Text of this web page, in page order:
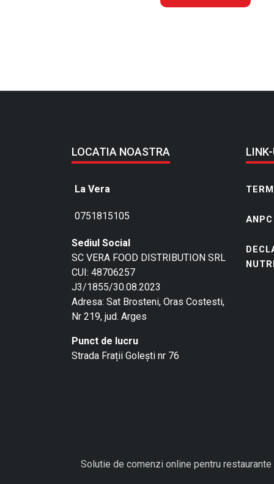
LOCATIA NOASTRA
La Vera
0751815105
Sediul Social
SC VERA FOOD DISTRIBUTION SRL
CUI: 48706257
J3/1855/30.08.2023
Adresa: Sat Brosteni, Oras Costesti,
Nr 219, jud. Arges
Punct de lucru
Strada Frații Golești nr 76
ANPC
Solutie de comenzi online pentru restaurante